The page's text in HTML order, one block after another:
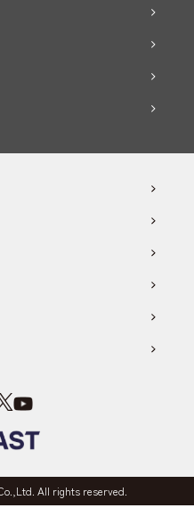
All rights reserved.